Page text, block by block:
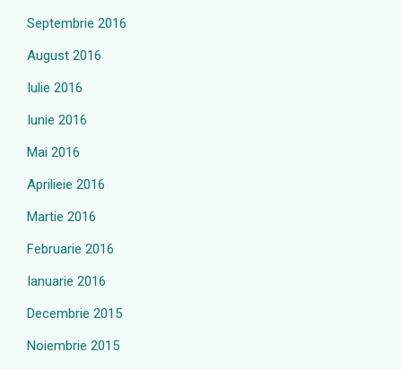
Septembrie 2016
August 2016
Iulie 2016
Iunie 2016
Mai 2016
Aprilieie 2016
Martie 2016
Februarie 2016
Ianuarie 2016
Decembrie 2015
Noiembrie 2015